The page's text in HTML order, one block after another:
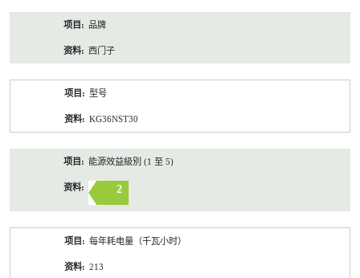
品牌
西门子
型号
KG36NST30
能源效益級別 (1 至 5)
2
每年耗电量（千瓦小时）
213